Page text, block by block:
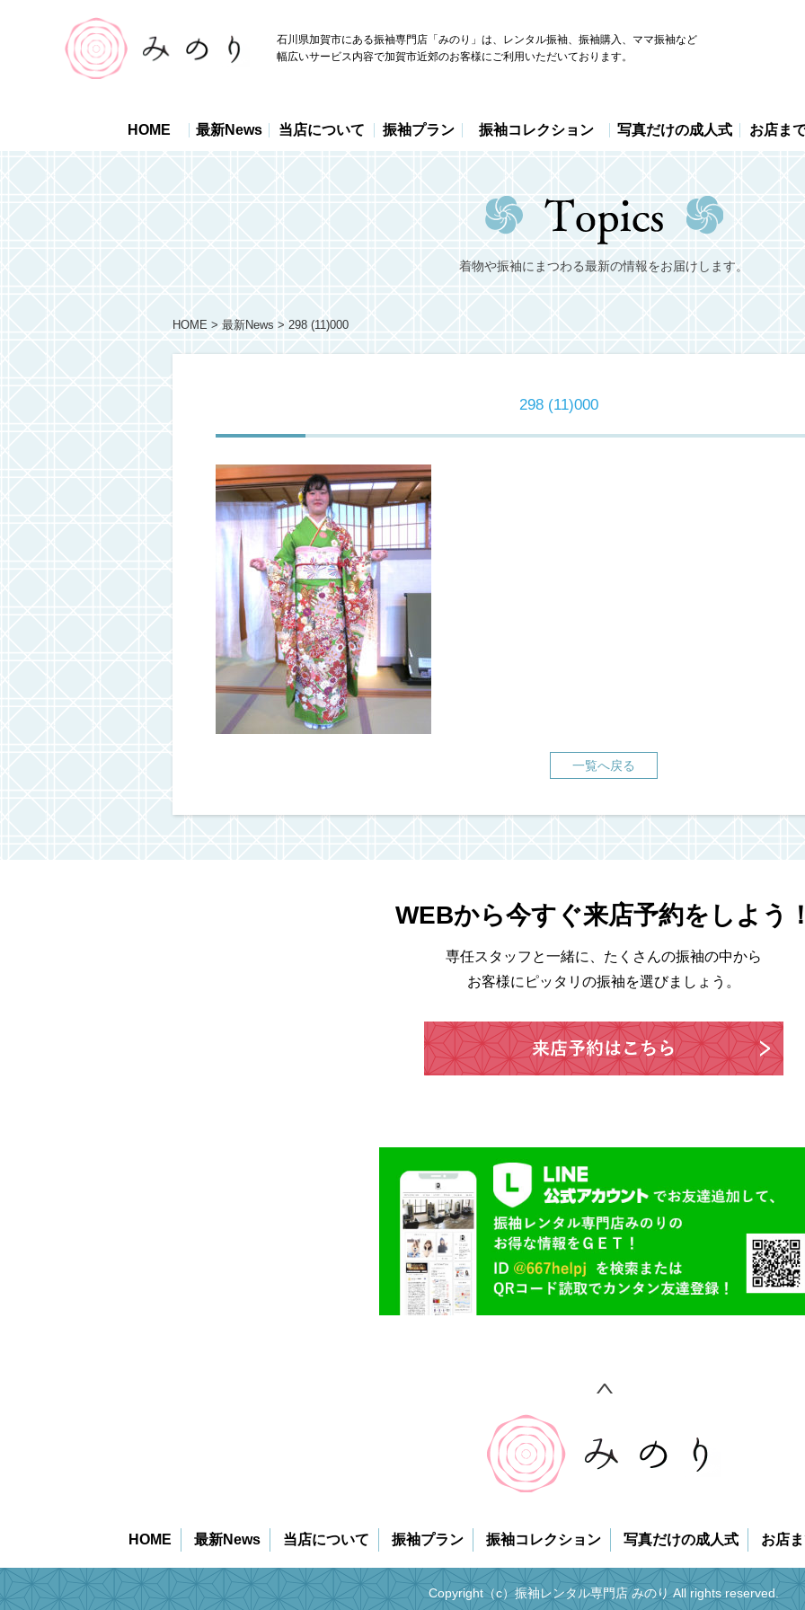
石川県加賀市にある振袖専門店「みのり」は、レンタル振袖、振袖購入、ママ振袖など
幅広いサービス内容で加賀市近郊のお客様にご利用いただいております。
HOME 最新News 当店について 振袖プラン 振袖コレクション 写真だけの成人式 お店ま
着物や振袖にまつわる最新の情報をお届けします。
HOME 最新News 298 (11)000
298 (11)000
一覧へ戻る
WEBから今すぐ来店予約をしよう
専任スタッフと一緒に、たくさんの振袖の中から
お客様にピッタリの振袖を選びましょう。
HOME 最新News 当店について 振袖プラン 振袖コレクション 写真だけの成人式 お店
Copyright（c）振袖レンタル専門店 みのり All rights reserved.